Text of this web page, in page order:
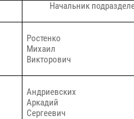
Начальник
Ростенко
Михаил
Викторович
Андриевских
Аркадий
Сергеевич